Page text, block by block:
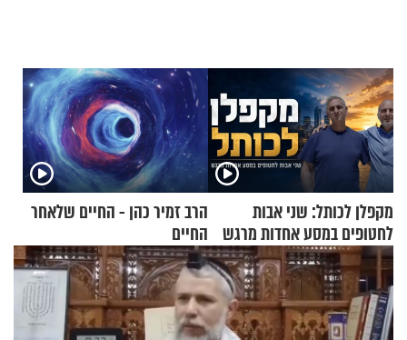
מקפלן לכותל: שני אבות
לחטופים במסע אחדות מרגש
הרב זמיר כהן - החיים שלאחר
החיים